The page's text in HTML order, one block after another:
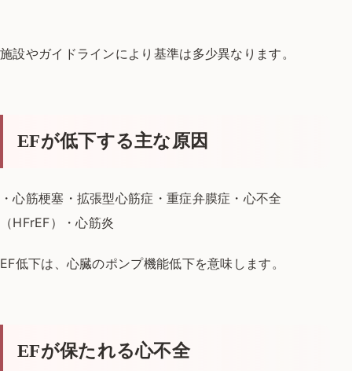
施設やガイドラインにより基準は多少異なります。
EFが低下する主な原因
・心筋梗塞 ・拡張型心筋症 ・重症弁膜症 ・心不全
（HFrEF）
・心筋炎
EF低下は、心臓のポンプ機能低下を意味します。
EFが保たれる心不全